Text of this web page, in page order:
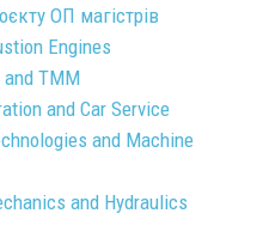
ОП магістрів
Engines
TMM
and Car Service
and Machine
and Hydraulics